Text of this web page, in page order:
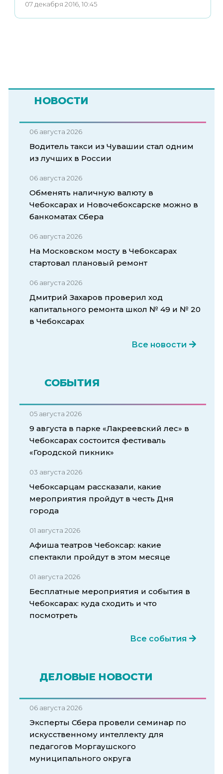
07 декабря 2016, 10:45
НОВОСТИ
06 августа 2026
Водитель такси из Чувашии стал одним
из лучших в России
06 августа 2026
Обменять наличную валюту в
Чебоксарах и Новочебоксарске можно в
банкоматах Сбера
06 августа 2026
На Московском мосту в Чебоксарах
стартовал плановый ремонт
06 августа 2026
Дмитрий Захаров проверил ход
капитального ремонта школ № 49 и № 20
в Чебоксарах
Все новости
СОБЫТИЯ
05 августа 2026
9 августа в парке «Лакреевский лес» в
Чебоксарах состоится фестиваль
«Городской пикник»
03 августа 2026
Чебоксарцам рассказали, какие
мероприятия пройдут в честь Дня
города
01 августа 2026
Афиша театров Чебоксар: какие
спектакли пройдут в этом месяце
01 августа 2026
Бесплатные мероприятия и события в
Чебоксарах: куда сходить и что
посмотреть
Все события
ДЕЛОВЫЕ НОВОСТИ
06 августа 2026
Эксперты Сбера провели семинар по
искусственному интеллекту для
педагогов Моргаушского
муниципального округа